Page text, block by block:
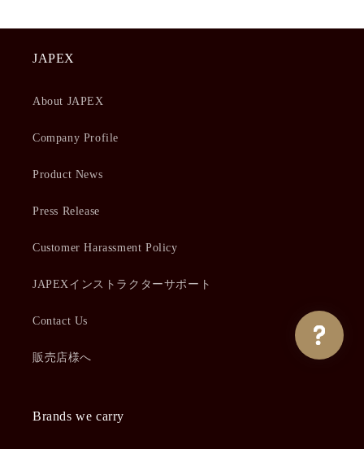
JAPEX
About JAPEX
Company Profile
Product News
Press Release
Customer Harassment Policy
JAPEXインストラクターサポート
Contact Us
販売店様へ
Brands we carry